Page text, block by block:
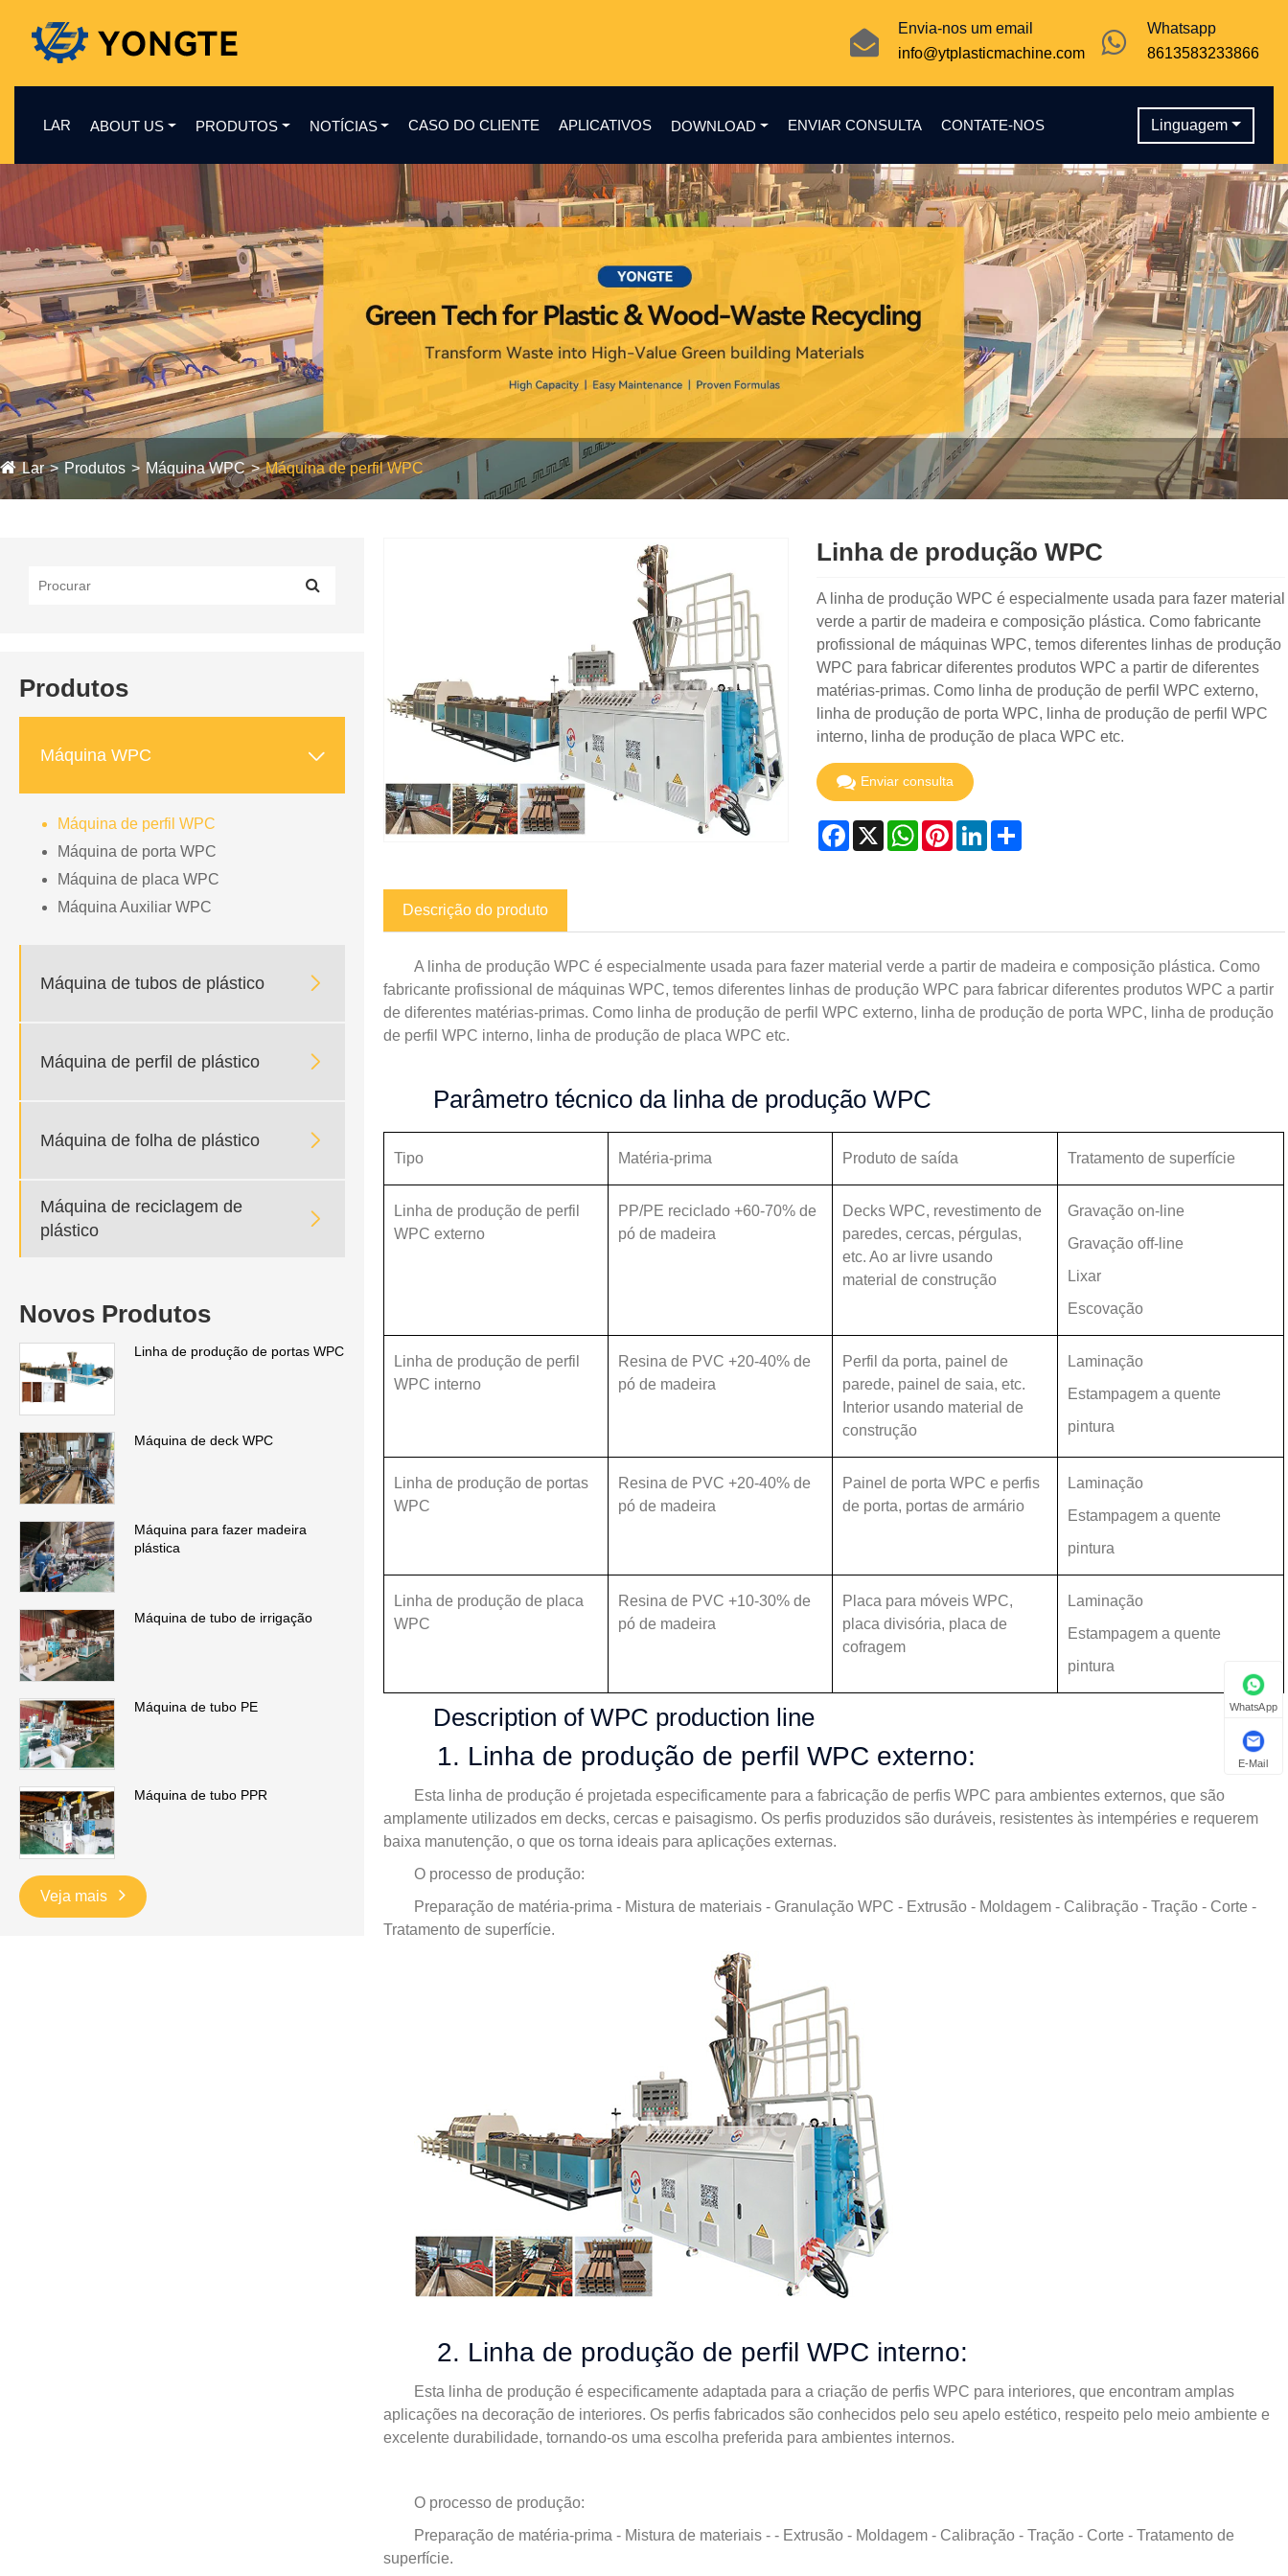
Whatsapp
8613583233866
Envia-nos um email
info@ytplasticmachine.com
LAR ABOUT US PRODUTOS NOTÍCIAS CASO DO CLIENTE APLICATIVOS DOWNLOAD ENVIAR CONSULTA CONTATE-NOS Linguagem
Lar Produtos Máquina WPC Máquina de perfil WPC
Produtos
Máquina WPC 
Máquina de perfil WPC
Máquina de porta WPC
Máquina de placa WPC
Máquina Auxiliar WPC
Máquina de tubos de plástico 
Máquina de perfil de plástico 
Máquina de folha de plástico 
Máquina de reciclagem de
plástico

Novos Produtos
Linha de produção de portas WPC
Máquina de deck WPC
Máquina para fazer madeira
plástica
Máquina de tubo de irrigação
Máquina de tubo PE
Máquina de tubo PPR
Veja mais
Linha de produção WPC
A linha de produção WPC é especialmente usada para fazer material
verde a partir de madeira e composição plástica. Como fabricante
profissional de máquinas WPC, temos diferentes linhas de produção
WPC para fabricar diferentes produtos WPC a partir de diferentes
matérias-primas. Como linha de produção de perfil WPC externo,
linha de produção de porta WPC, linha de produção de perfil WPC
interno, linha de produção de placa WPC etc.
Enviar consulta
Facebook
X WhatsApp
PinterestLinkedInShare
Descrição do produto
A linha de produção WPC é especialmente usada para fazer material verde a partir de madeira e composição plástica. Como
fabricante profissional de máquinas WPC, temos diferentes linhas de produção WPC para fabricar diferentes produtos WPC a partir
de diferentes matérias-primas. Como linha de produção de perfil WPC externo, linha de produção de porta WPC, linha de produção
de perfil WPC interno, linha de produção de placa WPC etc.
Parâmetro técnico da linha de produção WPC
Tipo Matéria-prima Produto de saída Tratamento de superfície
Linha de produção de perfil
WPC externo
PP/PE reciclado +60-70% de
pó de madeira
Decks WPC, revestimento de
paredes, cercas, pérgulas,
etc. Ao ar livre usando
material de construção
Gravação on-line
Gravação off-line
Lixar
Escovação
Linha de produção de perfil
WPC interno
Resina de PVC +20-40% de
pó de madeira
Perfil da porta, painel de
parede, painel de saia, etc.
Interior usando material de
construção
Laminação
Estampagem a quente
pintura
Linha de produção de portas
WPC
Resina de PVC +20-40% de
pó de madeira
Painel de porta WPC e perfis
de porta, portas de armário
Laminação
Estampagem a quente
pintura
Linha de produção de placa
WPC
Resina de PVC +10-30% de
pó de madeira
Placa para móveis WPC,
placa divisória, placa de
cofragem
Laminação
Estampagem a quente
pintura
Description of WPC production line
1. Linha de produção de perfil WPC externo:
Esta linha de produção é projetada especificamente para a fabricação de perfis WPC para ambientes externos, que são
amplamente utilizados em decks, cercas e paisagismo. Os perfis produzidos são duráveis, resistentes às intempéries e requerem
baixa manutenção, o que os torna ideais para aplicações externas.
O processo de produção:
Preparação de matéria-prima - Mistura de materiais - Granulação WPC - Extrusão - Moldagem - Calibração - Tração - Corte -
Tratamento de superfície.
2. Linha de produção de perfil WPC interno:
Esta linha de produção é especificamente adaptada para a criação de perfis WPC para interiores, que encontram amplas
aplicações na decoração de interiores. Os perfis fabricados são conhecidos pelo seu apelo estético, respeito pelo meio ambiente e
excelente durabilidade, tornando-os uma escolha preferida para ambientes internos.
O processo de produção:
Preparação de matéria-prima - Mistura de materiais - - Extrusão - Moldagem - Calibração - Tração - Corte - Tratamento de
superfície.
WhatsApp
E-Mail